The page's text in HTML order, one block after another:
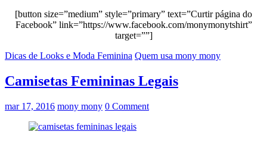
[button size=”medium” style=”primary” text=”Curtir página do
Facebook” link=”https://www.facebook.com/monymonytshirt”
target=””]
Dicas de Looks e Moda Feminina Quem usa mony mony
Camisetas Femininas Legais
mar 17, 2016 mony mony 0 Comment